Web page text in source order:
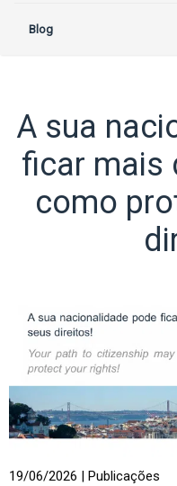
Blog
A sua
ficar mais
como
19/06/2026 | Publicações